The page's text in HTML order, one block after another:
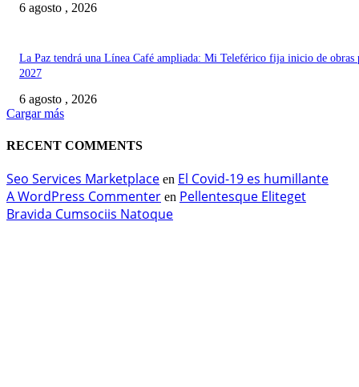
6 agosto , 2026
La Paz tendrá una Línea Café ampliada: Mi Teleférico fija inicio de obras
2027
6 agosto , 2026
Cargar más
RECENT COMMENTS
Seo Services Marketplace en El Covid-19 es humillante
A WordPress Commenter en Pellentesque Eliteget
Bravida Cumsociis Natoque